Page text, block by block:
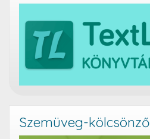
Szemüveg-kölcsönző